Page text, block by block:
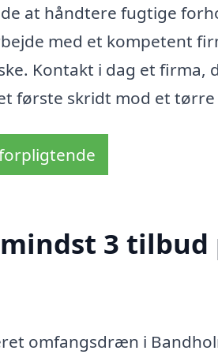
at håndtere fugtige
med et kompetent
Kontakt i dag et
første skridt mod et tørre
3 tilbud
omfangsdræn i